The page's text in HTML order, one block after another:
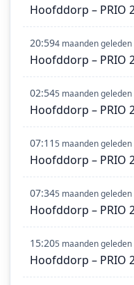
Hoofddorp – PRIO
20:594 maanden geleden
Hoofddorp – PRIO
02:545 maanden geleden
Hoofddorp – PRIO
07:115 maanden geleden
Hoofddorp – PRIO
07:345 maanden geleden
Hoofddorp – PRIO
15:205 maanden geleden
Hoofddorp – PRIO